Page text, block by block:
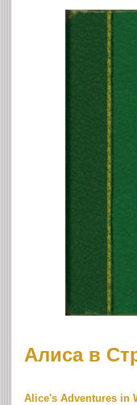
Алиса в
Alice's Adventures in